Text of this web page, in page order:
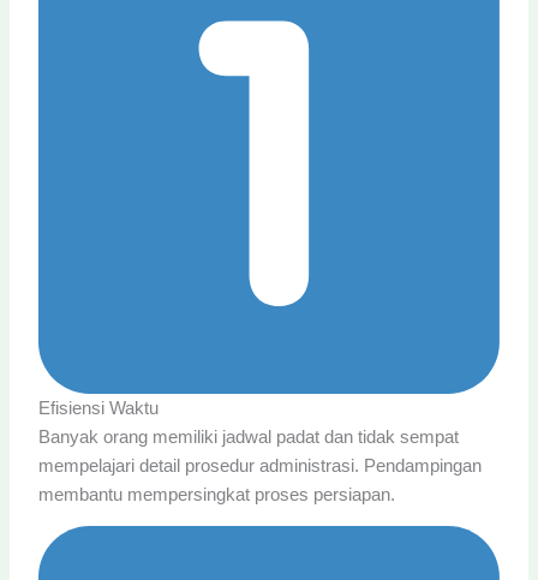
Efisiensi Waktu
Banyak orang memiliki jadwal padat dan tidak sempat
mempelajari detail prosedur administrasi. Pendampingan
membantu mempersingkat proses persiapan.